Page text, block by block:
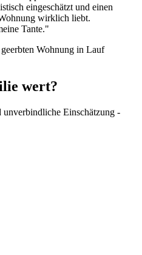
eingeschätzt und einen
wirklich liebt.
Tante."
Wohnung in Lauf
wert?
unverbindliche Einschätzung -